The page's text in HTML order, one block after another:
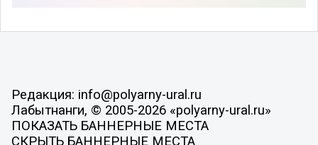
Редакция: info@polyarny-ural.ru
Лабытнанги, © 2005-2026 «polyarny-ural.ru»
ПОКАЗАТЬ БАННЕРНЫЕ МЕСТА
СКРЫТЬ БАННЕРНЫЕ МЕСТА